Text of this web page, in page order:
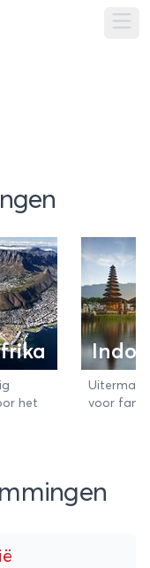
het
voor